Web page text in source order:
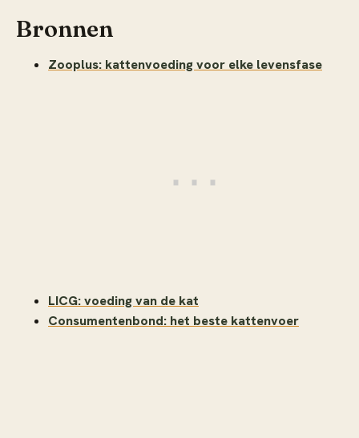
Bronnen
Zooplus: kattenvoeding voor elke levensfase
LICG: voeding van de kat
Consumentenbond: het beste kattenvoer